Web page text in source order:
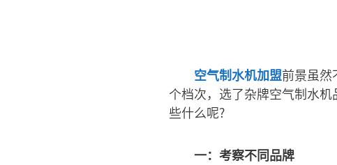
空气制水机加盟前景虽然
个档次，选了杂牌空气制水
些什么呢?
一：考察不同品牌